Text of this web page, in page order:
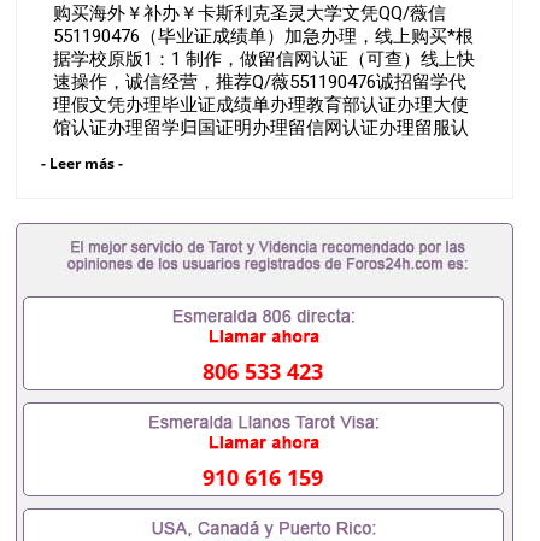
作，做留信网认证（可查）线上快速
购买海外￥补办￥卡斯利克圣灵大学文凭QQ/薇信
551190476（毕业证成绩单）加急办理，线上购买*根
据学校原版1：1 制作，做留信网认证（可查）线上快
速操作，诚信经营，推荐Q/薇551190476诚招留学代
理假文凭办理毕业证成绩单办理教育部认证办理大使
馆认证办理留学归国证明办理留信网认证办理留服认
证书办理美国文凭办理澳洲文凭办理英国文凭办理加
证+成绩单+留学回国人员证明+教育部认证,录取通知
书，雅思。（全套留学回国必备证明材料，给父母及
亲朋好友一份完美交代）； 2、雅思、托福，
校、转学，甚至是申请工签都可以用到）。 注：上述
材料，随时都可以安排办理，毕业证成绩单，学校，
内找工作假的毕业证可以用吗551190476假的毕业证
成绩单可以办学历认证吗551190476要定居国外需要
办理什么材料551190476入职事业单位/国企假的毕业
证会查吗551190476入职国企/事业单位需要些什么材
料551190476办理假毕业证在国内能用吗, 挂科拿不到
毕业证怎么办, 毕业证丢了怎么办, 没有正常毕业怎么
办理毕业证,没毕业可以办学历认证吗,您是否因为中
- Leer más -
806 533 423
910 616 159